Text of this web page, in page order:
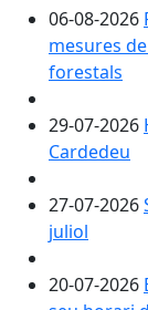
06-08-2026
mesures
forestals
29-07-2026
Cardedeu
27-07-2026
juliol
20-07-2026